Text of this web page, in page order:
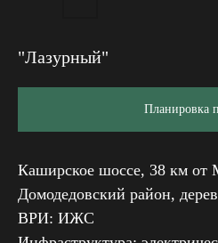
"Лазурный"
Планировка
Каширское шоссе, 38 км
Домодедовский район,
ВРИ: ИЖС